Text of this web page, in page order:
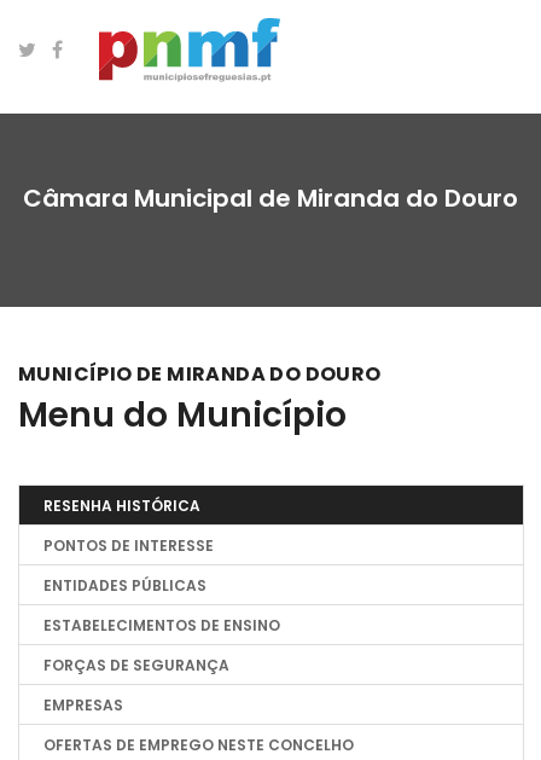
Câmara Municipal de Miranda do Douro
MUNICÍPIO DE MIRANDA DO DOURO
Menu do Município
RESENHA HISTÓRICA
PONTOS DE INTERESSE
ENTIDADES PÚBLICAS
ESTABELECIMENTOS DE ENSINO
FORÇAS DE SEGURANÇA
EMPRESAS
OFERTAS DE EMPREGO NESTE CONCELHO